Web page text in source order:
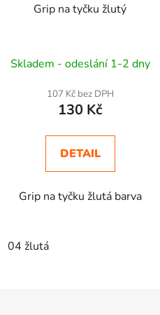
Grip na tyčku žlutý
Skladem - odeslání 1-2 dny
107 Kč bez DPH
130 Kč
DETAIL
Grip na tyčku žlutá barva
04 žlutá